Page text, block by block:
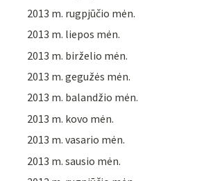
2013 m. rugpjūčio mėn.
2013 m. liepos mėn.
2013 m. birželio mėn.
2013 m. gegužės mėn.
2013 m. balandžio mėn.
2013 m. kovo mėn.
2013 m. vasario mėn.
2013 m. sausio mėn.